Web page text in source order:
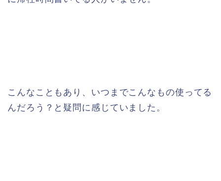
こんなこともあり、いつまでこんなもの使ってる
んだろう？と疑問に感じていました。